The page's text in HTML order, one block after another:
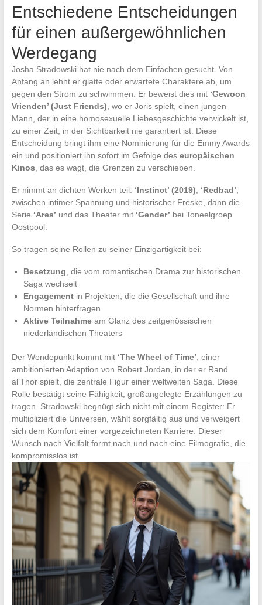
Entschiedene Entscheidungen
für einen außergewöhnlichen
Werdegang
Josha Stradowski hat nie nach dem Einfachen gesucht. Von
Anfang an lehnt er glatte oder erwartete Charaktere ab, um
gegen den Strom zu schwimmen. Er beweist dies mit ‘Gewoon
Vrienden’ (Just Friends) , wo er Joris spielt, einen jungen
Mann, der in eine homosexuelle Liebesgeschichte verwickelt ist,
zu einer Zeit, in der Sichtbarkeit nie garantiert ist. Diese
Entscheidung bringt ihm eine Nominierung für die Emmy Awards
ein und positioniert ihn sofort im Gefolge des europäischen
Kinos , das es wagt, die Grenzen zu verschieben.
Er nimmt an dichten Werken teil: ‘Instinct’ (2019) ‘Redbad’
zwischen intimer Spannung und historischer Freske, dann die
Serie ‘Ares’ und das Theater mit ‘Gender’ bei Toneelgroep
Oostpool.
So tragen seine Rollen zu seiner Einzigartigkeit bei:
Besetzung , die vom romantischen Drama zur historischen
Saga wechselt
Engagementin Projekten, die die Gesellschaft und ihre
Normen hinterfragen
Aktive Teilnahmeam Glanz des zeitgenössischen
niederländischen Theaters
Der Wendepunkt kommt mit ‘The Wheel of Time’ , einer
ambitionierten Adaption von Robert Jordan, in der er Rand
al’Thor spielt, die zentrale Figur einer weltweiten Saga. Diese
Rolle bestätigt seine Fähigkeit, großangelegte Erzählungen zu
tragen. Stradowski begnügt sich nicht mit einem Register: Er
multipliziert die Universen, wählt sorgfältig aus und verweigert
sich dem Komfort einer vorgezeichneten Karriere. Dieser
Wunsch nach Vielfalt formt nach und nach eine Filmografie, die
kompromisslos ist.